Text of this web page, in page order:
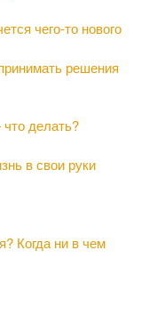
чего-то нового
решения
делать?
в свои руки
Когда ни в чем